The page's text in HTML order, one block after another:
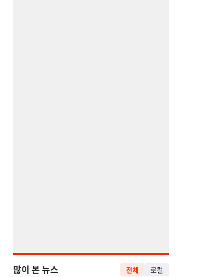
많이 본 뉴스 전체 로컬